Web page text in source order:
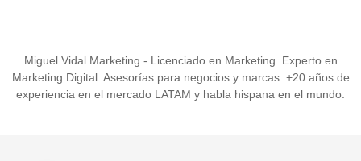
Miguel Vidal Marketing - Licenciado en Marketing. Experto en
Marketing Digital. Asesorías para negocios y marcas. +20 años de
experiencia en el mercado LATAM y habla hispana en el mundo.